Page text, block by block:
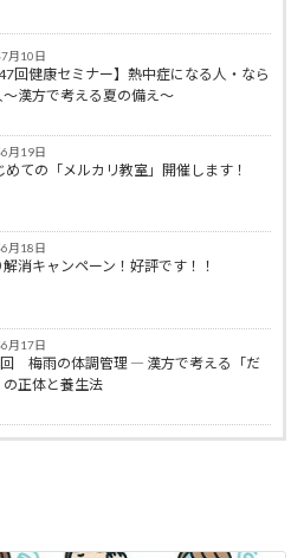
月10日
回健康セミナー】熱中症になる人・なら
〜漢方で考える夏の備え〜
月19日
めての「メルカリ教室」開催します！
月18日
消キャンペーン！好評です！！
月17日
梅雨の体調管理 ― 漢方で考える「だ
の正体と養生法